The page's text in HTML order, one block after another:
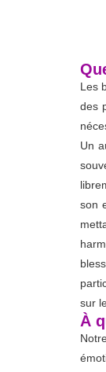
Les
des
Un
son
sur
À